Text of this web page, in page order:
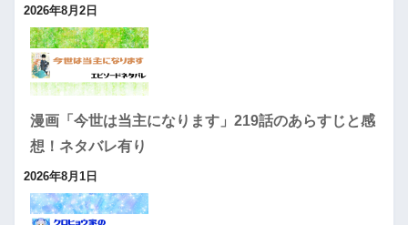
2026年8月2日
漫画「今世は当主になります」219話のあらすじと感
想！ネタバレ有り
2026年8月1日